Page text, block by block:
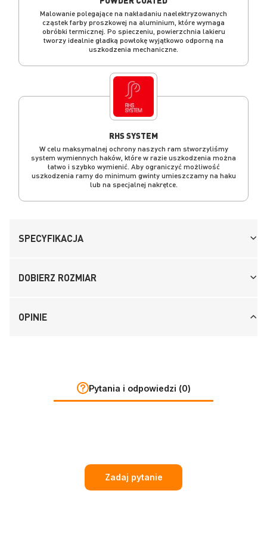
Malowanie polegające na nakładaniu naelektryzowanych
cząstek farby proszkowej na aluminium, które wymaga
obróbki termicznej. Po spieczeniu, powierzchnia lakieru
tworzy idealnie gładką powłokę wyjątkowo odporną na
uszkodzenia mechaniczne.
RHS SYSTEM
W celu maksymalnej ochrony naszych ram stworzyliśmy
system wymiennych haków, które w razie uszkodzenia można
łatwo i szybko wymienić. Aby ograniczyć możliwość
uszkodzenia ramy do minimum gwinty umieszczamy na haku
lub na specjalnej nakrętce.
SPECYFIKACJA
DOBIERZ ROZMIAR
OPINIE
Pytania i odpowiedzi (0)
Zadaj pytanie